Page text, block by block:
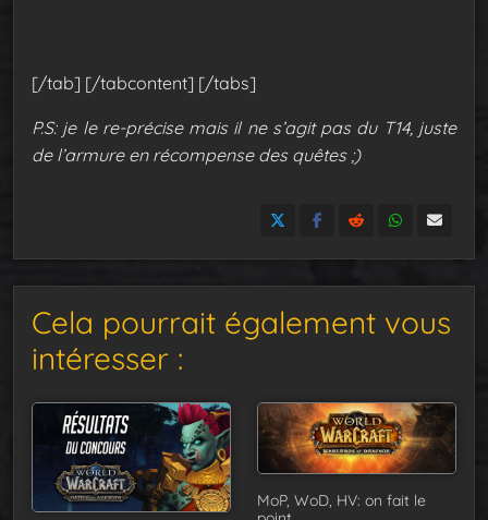
[/tab] [/tabcontent] [/tabs]
P.S: je le re-précise mais il ne s’agit pas du T14, juste
de l’armure en récompense des quêtes ;)
Cela pourrait également vous
intéresser :
MoP, WoD, HV: on fait le